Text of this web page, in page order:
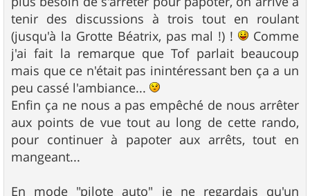
tenir des discussions à trois tout en roulant
(jusqu'à la Grotte Béatrix, pas mal !) !
Comme
j'ai fait la remarque que Tof parlait beaucoup
mais que ce n'était pas inintéressant ben ça a un
peu cassé l'ambiance...
Enfin ça ne nous a pas empêché de nous arrêter
aux points de vue tout au long de cette rando,
pour continuer à papoter aux arrêts, tout en
mangeant...
En mode "pilote auto" je ne regardais qu'un